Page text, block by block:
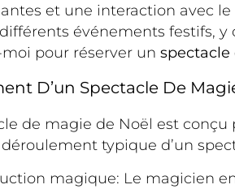
et une interaction avec
événements festifs, y
pour réserver un spectacle
D’un Spectacle De
de magie de Noël est
typique d’un
magique: Le magicien